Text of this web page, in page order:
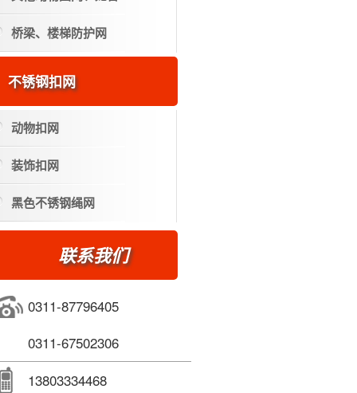
桥梁、楼梯防护网
不锈钢扣网
动物扣网
装饰扣网
黑色不锈钢绳网
联系我们
0311-87796405
0311-67502306
13803334468